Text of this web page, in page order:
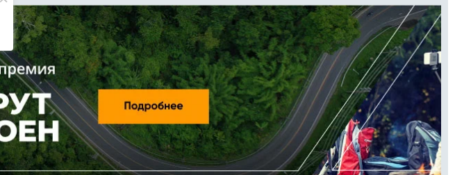
СЕМЬЯ ЖЕНСКИЕ СЕКРЕТЫ ПУТЕВОДИТЕЛЬ
СПЕЦПРОЕКТЫ ДЕФИЦИТ ЖЕЛЕЗА ТУРИЗМ
РАБОТА У НАС ГИД ПОТРЕБИТЕЛЯ ВСЕ О КП